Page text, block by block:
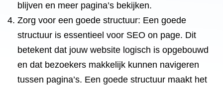
blijven en meer pagina’s bekijken.
Zorg voor een goede structuur: Een goede
structuur is essentieel voor SEO on page. Dit
betekent dat jouw website logisch is opgebouwd
en dat bezoekers makkelijk kunnen navigeren
tussen pagina’s. Een goede structuur maakt het